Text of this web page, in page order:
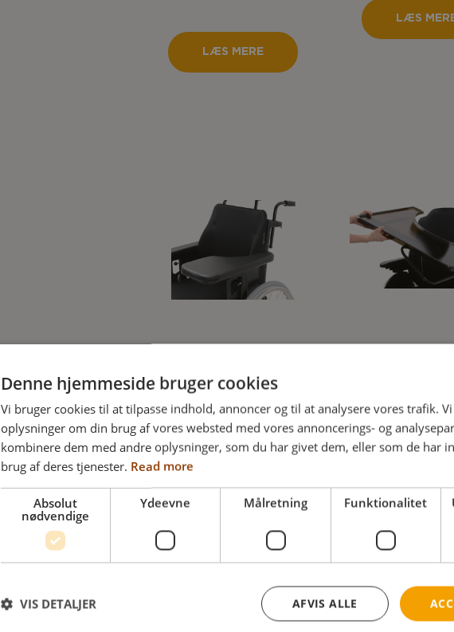
LÆS MERE
LÆS
halvbord til
Netti III & Netti
V Family
Denne hjemmeside bruger cookies
Vi bruger cookies til at tilpasse indhold, annoncer og til at analysere vores trafik.
oplysninger om din brug af vores websted med vores annoncerings- og
kombinere dem med andre oplysninger, som du har givet dem, eller som de har
brug af deres tjenester. Read more
Absolut
nødvendige
Ydeevne Målretning Funktionalitet
AFVIS ALLE
VIS DETALJER